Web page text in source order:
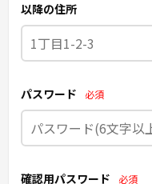
以降の住所
パスワード 必須
確認用パスワード 必須